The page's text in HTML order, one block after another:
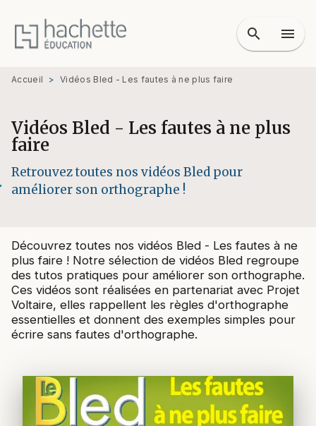
MENU RECHERCHE
PIED DE PAGE
search menu
Accueil > Vidéos Bled - Les fautes à ne plus faire
Vidéos Bled - Les fautes à ne plus
faire
Retrouvez toutes nos vidéos Bled pour
améliorer son orthographe !
Découvrez toutes nos vidéos Bled - Les fautes à ne
plus faire ! Notre sélection de vidéos Bled regroupe
des tutos pratiques pour améliorer son orthographe.
Ces vidéos sont réalisées en partenariat avec Projet
Voltaire, elles rappellent les règles d'orthographe
essentielles et donnent des exemples simples pour
écrire sans fautes d'orthographe.